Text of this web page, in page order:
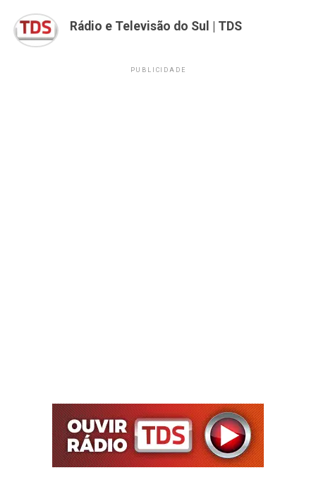
Rádio e Televisão do Sul | TDS
PUBLICIDADE